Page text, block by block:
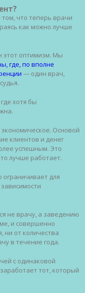
что теперь врачи
как можно лучше
этот оптимизм. Мы
где, по вполне
— один врач,
хотя бы
Основой
клиентов и денег
успешным. Это
лучше работает.
для
не врачу, а заведению
и совершенно
ни от количества
в течение года.
с одинаковой
тот, который